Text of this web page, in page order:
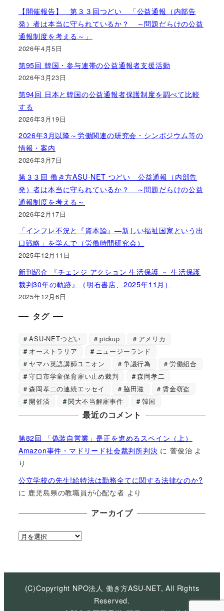
【開催報告】 第３３回つどい 「公益通報（内部告
発）者は本当に守られているか？ ～問題だらけの公益
通報制度を考える～」
2026年4月5日
第95回 韓国・参与連帯の公益通報者支援活動
2026年3月23日
第94回 日本と韓国の公益通報者保護制度を調べて比較
する
2026年3月19日
2026年3月以降～労働関連の研究会・シンポジウム等の
情報・案内
2026年3月7日
第３３回 働き方ASU-NET つどい 公益通報（内部告
発）者は本当に守られているか？ ～問題だらけの公益
通報制度を考える～
2026年2月17日
「インフレ不況と『資本論』―新しい福祉国家という出
口戦略」を学んで（労働時間研究会）
2025年12月11日
新刊紹介 『チェンジ アクション 生活保護 － 生活保護
裁判30年の軌跡』（明石書店、2025年11月）
2025年12月6日
タグ
ASU-NETつどい pickup
アメリカ
オーストラリア
ニュージーランド
ヤマハ英語講師ユニオン
争議行為
労働組合
守口市学童保育雇い止め裁判
森岡孝二
森岡孝二の連続エッセイ
脇田滋
賃金窃盗
開催済
関大不当解雇事件 韓国
最近のコメント
第82回 「偽装自営業」是正を進めるスペイン（上）
Amazon事件・マドリード社会裁判所判決 に菅俊治 よ
り
公立学校の先生!給特法は勤務全てに関する法律なのか?
に 鹿児島県の教職員が心配な者 より
アーカイブ
ア
イ
(C)Copyright NPO法人 働き方ASU-NET, All Rights
Reserved.